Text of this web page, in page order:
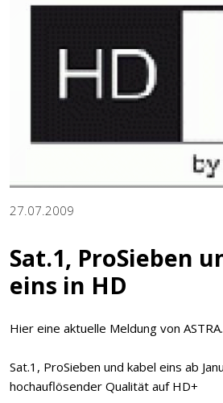
27.07.2009
Sat.1, ProSieben
eins in HD
Hier eine aktuelle Meldung von ASTRA.
Sat.1, ProSieben und kabel eins ab
hochauflösender Qualität auf HD+